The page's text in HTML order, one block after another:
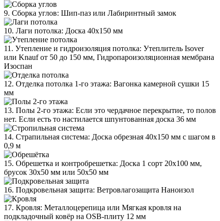
9. Сборка углов: Шип-паз или Лабиринтный замок
10. Лаги потолка: Доска 40х150 мм
11. Утепление и гидроизоляция потолка: Утеплитель Isover
или Knauf от 50 до 150 мм, Гидропароизоляционная мембрана
Изоспан
12. Отделка потолка 1-го этажа: Вагонка камерной сушки 15
мм
13. Полы 2-го этажа: Если это чердачное перекрытие, то полов
нет. Если есть то настилается шпунтованная доска 36 мм
14. Страпильная система: Доска обрезная 40х150 мм с шагом в
0,9 м
15. Обрешетка и контробрешетка: Доска 1 сорт 20х100 мм,
брусок 30х50 мм или 50х50 мм
16. Подкровельная защита: Ветровлагозащита Наноизол
17. Кровля: Металлоцерепица или Мягкая кровля на
подкладочный ковёр на OSB-плиту 12 мм